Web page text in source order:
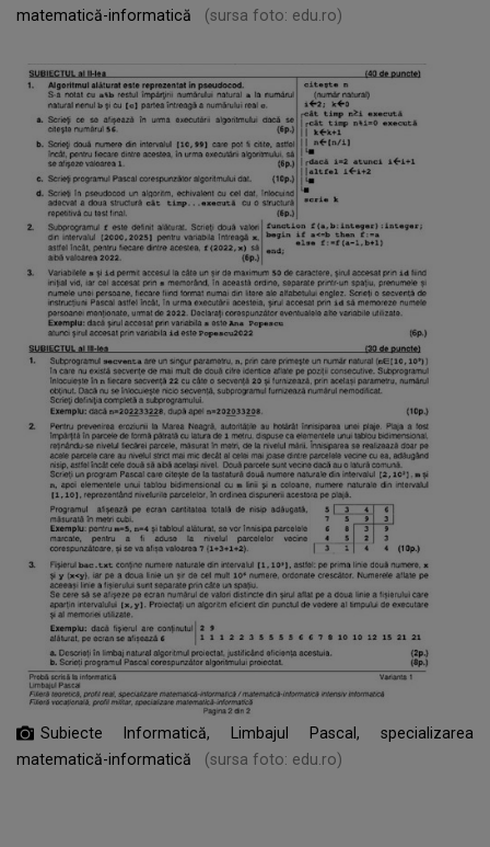
matematică-informatică
(sursa foto: edu.ro)
Subiecte Informatică, Limbajul Pascal, specializarea
matematică-informatică
(sursa foto: edu.ro)